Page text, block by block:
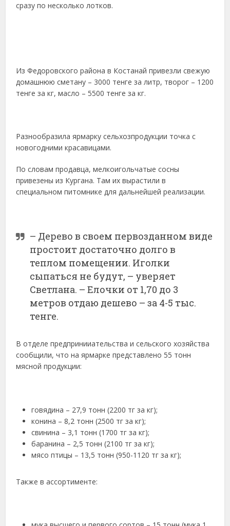
сразу по несколько лотков.
Из Федоровского района в Костанай привезли свежую
домашнюю сметану – 3000 тенге за литр, творог – 1200
тенге за кг, масло – 5500 тенге за кг.
Разнообразила ярмарку сельхозпродукции точка с
новогодними красавицами.
По словам продавца, мелкоигольчатые сосны
привезены из Кургана. Там их вырастили в
специальном питомнике для дальнейшей реализации.
– Дерево в своем первозданном виде
простоит достаточно долго в
теплом помещении. Иголки
сыпаться не будут, – уверяет
Светлана. – Елочки от 1,70 до 3
метров отдаю дешево – за 4-5 тыс.
тенге.
В отделе предпринииательства и сельского хозяйства
сообщили, что на ярмарке представлено 55 тонн
мясной продукции:
говядина – 27,9 тонн (2200 тг за кг);
конина – 8,2 тонн (2500 тг за кг);
свинина – 3,1 тонн (1700 тг за кг);
баранина – 2,5 тонн (2100 тг за кг);
мясо птицы – 13,5 тонн (950-1120 тг за кг);
Также в ассортименте: